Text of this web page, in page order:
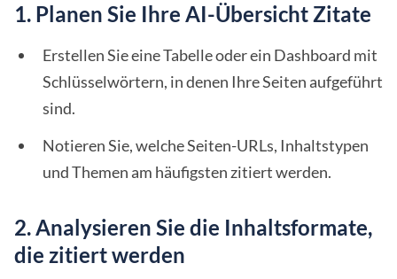
1. Planen Sie Ihre AI-Übersicht Zitate
Erstellen Sie eine Tabelle oder ein Dashboard mit
Schlüsselwörtern, in denen Ihre Seiten aufgeführt
sind.
Notieren Sie, welche Seiten-URLs, Inhaltstypen
und Themen am häufigsten zitiert werden.
2. Analysieren Sie die Inhaltsformate,
die zitiert werden